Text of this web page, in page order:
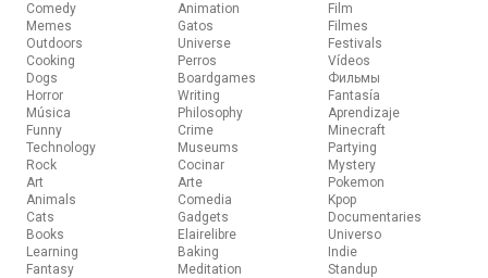
Comedy
Memes
Outdoors
Cooking
Dogs
Horror
Música
Funny
Technology
Rock
Art
Animals
Cats
Books
Learning
Fantasy
Animation
Gatos
Universe
Perros
Boardgames
Writing
Philosophy
Crime
Museums
Cocinar
Arte
Comedia
Gadgets
Elairelibre
Baking
Meditation
Film
Filmes
Festivals
Vídeos
Фильмы
Fantasía
Aprendizaje
Minecraft
Partying
Mystery
Pokemon
Kpop
Documentaries
Universo
Indie
Standup